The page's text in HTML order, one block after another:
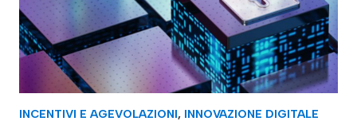
INCENTIVI E AGEVOLAZIONI, INNOVAZIONE DIGITALE